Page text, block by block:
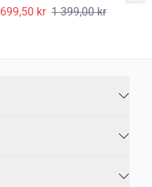
699,50 kr 1 399,00 kr